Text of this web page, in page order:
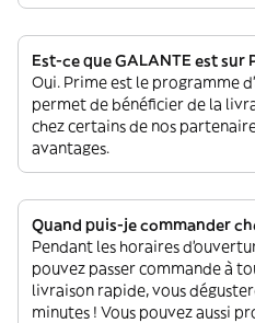
Est-ce que GALANTE est sur
Oui. Prime est le programme
permet de bénéficier de la
chez certains de nos
avantages.
Quand puis-je commander
Pendant les horaires
pouvez passer commande à
livraison rapide, vous
minutes ! Vous pouvez aussi